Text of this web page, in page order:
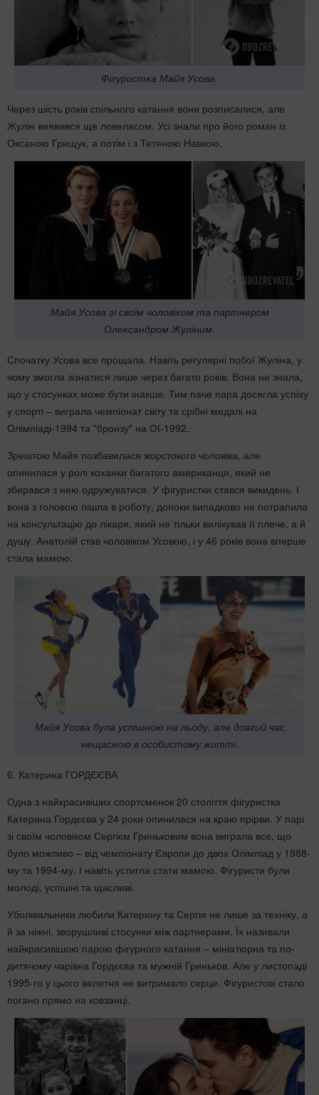
Фігуристка Майя Усова.
Через шість років спільного катання вони розписалися, але
Жулін виявився ще ловеласом. Усі знали про його роман із
Оксаною Грищук, а потім і з Тетяною Навкою.
Майя Усова зі своїм чоловіком та партнером
Олександром Жуліним.
Спочатку Усова все прощала. Навіть регулярні побої Жуліна, у
чому змогла зізнатися лише через багато років. Вона не знала,
що у стосунках може бути інакше. Тим паче пара досягла успіху
у спорті – виграла чемпіонат світу та срібні медалі на
Олімпіаді-1994 та "бронзу" на ОІ-1992.
Зрештою Майя позбавилася жорстокого чоловіка, але
опинилася у ролі коханки багатого американця, який не
збирався з нею одружуватися. У фігуристки стався викидень. І
вона з головою пішла в роботу, допоки випадково не потрапила
на консультацію до лікаря, який не тільки вилікував її плече, а й
душу. Анатолій став чоловіком Усовою, і у 46 років вона вперше
стала мамою.
Майя Усова була успішною на льоду, але довгий час
нещасною в особистому житті.
6. Катерина ГОРДЄЄВА
Одна з найкрасивіших спортсменок 20 століття фігуристка
Катерина Гордєєва у 24 роки опинилася на краю прірви. У парі
зі своїм чоловіком Сергієм Гриньковим вона виграла все, що
було можливо – від чемпіонату Європи до двох Олімпіад у 1988-
му та 1994-му. І навіть устигла стати мамою. Фігуристи були
молоді, успішні та щасливі.
Уболівальники любили Катерину та Сергія не лише за техніку, а
й за ніжні, зворушливі стосунки між партнерами. Їх називали
найкрасивішою парою фігурного катання – мініатюрна та по-
дитячому чарівна Гордєєва та мужній Гриньков. Але у листопаді
1995-го у цього велетня не витримало серце. Фігуристові стало
погано прямо на ковзанці.